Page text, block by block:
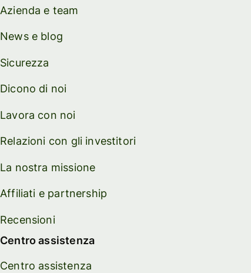
Azienda e team
News e blog
Sicurezza
Dicono di noi
Lavora con noi
Relazioni con gli investitori
La nostra missione
Affiliati e partnership
Recensioni
Centro assistenza
Centro assistenza